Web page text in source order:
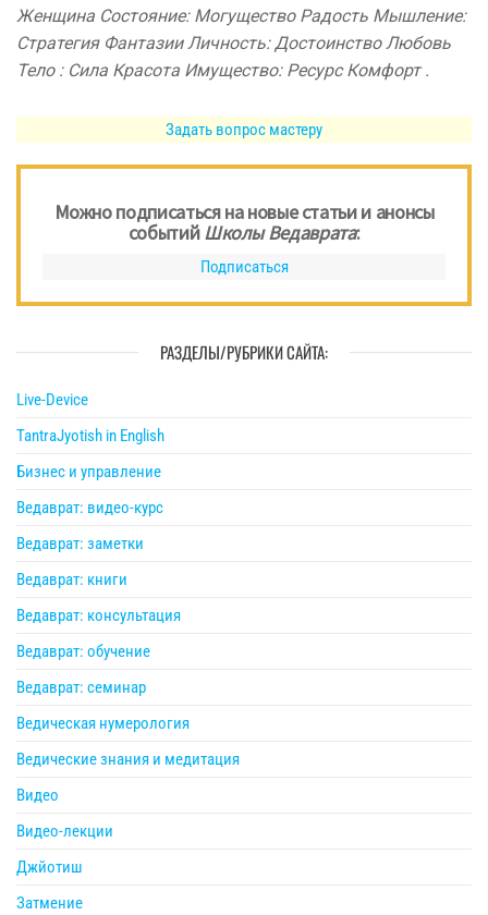
Женщина Состояние: Могущество Радость Мышление:
Стратегия Фантазии Личность: Достоинство Любовь
Тело : Сила Красота Имущество: Ресурс Комфорт .
Задать вопрос мастеру
Можно подписаться на новые статьи и анонсы
событийШколы Ведаврата:
Подписаться
РАЗДЕЛЫ/РУБРИКИ САЙТА:
Live-Device
TantraJyotish in English
Бизнес и управление
Ведаврат: видео-курс
Ведаврат: заметки
Ведаврат: книги
Ведаврат: консультация
Ведаврат: обучение
Ведаврат: семинар
Ведическая нумерология
Ведические знания и медитация
Видео
Видео-лекции
Джйотиш
Затмение